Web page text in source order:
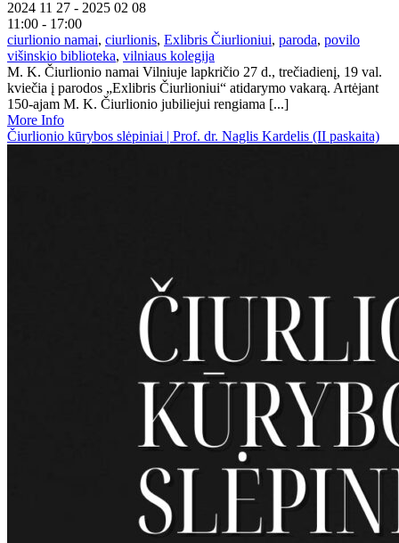
2024 11 27 - 2025 02 08
11:00 - 17:00
ciurlionio namai, ciurlionis, Exlibris Čiurlioniui, paroda, povilo
višinskio biblioteka, vilniaus kolegija
M. K. Čiurlionio namai Vilniuje lapkričio 27 d., trečiadienį, 19 val.
kviečia į parodos „Exlibris Čiurlioniui“ atidarymo vakarą. Artėjant
150-ajam M. K. Čiurlionio jubiliejui rengiama [...]
More Info
Čiurlionio kūrybos slėpiniai | Prof. dr. Naglis Kardelis (II paskaita)